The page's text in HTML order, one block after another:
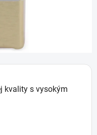
kvality s vysokým